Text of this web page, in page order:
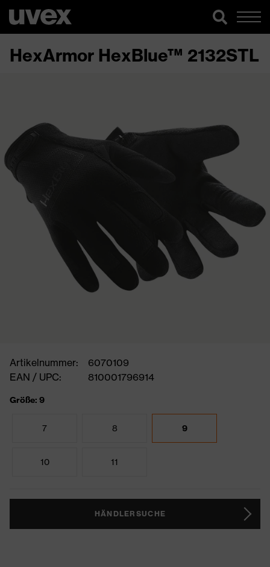
HexArmor HexBlue™ 2132STL
Artikelnummer:
6070109
EAN / UPC:
810001796914
Größe: 9
7 8 9
10 11
HÄNDLERSUCHE